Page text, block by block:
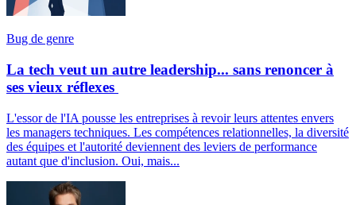
Bug de genre
La tech veut un autre leadership... sans renoncer à
ses vieux réflexes
L'essor de l'IA pousse les entreprises à revoir leurs attentes envers
les managers techniques. Les compétences relationnelles, la diversité
des équipes et l'autorité deviennent des leviers de performance
autant que d'inclusion. Oui, mais...